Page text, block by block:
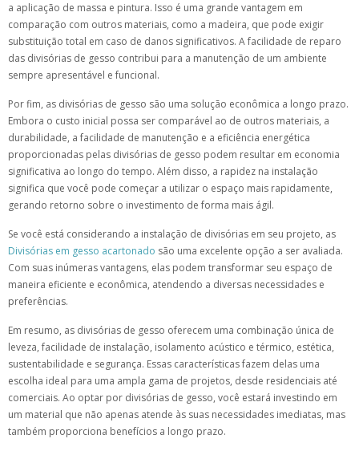
a aplicação de massa e pintura. Isso é uma grande vantagem em
comparação com outros materiais, como a madeira, que pode exigir
substituição total em caso de danos significativos. A facilidade de reparo
das divisórias de gesso contribui para a manutenção de um ambiente
sempre apresentável e funcional.
Por fim, as divisórias de gesso são uma solução econômica a longo prazo.
Embora o custo inicial possa ser comparável ao de outros materiais, a
durabilidade, a facilidade de manutenção e a eficiência energética
proporcionadas pelas divisórias de gesso podem resultar em economia
significativa ao longo do tempo. Além disso, a rapidez na instalação
significa que você pode começar a utilizar o espaço mais rapidamente,
gerando retorno sobre o investimento de forma mais ágil.
Se você está considerando a instalação de divisórias em seu projeto, as
Divisórias em gesso acartonado são uma excelente opção a ser avaliada.
Com suas inúmeras vantagens, elas podem transformar seu espaço de
maneira eficiente e econômica, atendendo a diversas necessidades e
preferências.
Em resumo, as divisórias de gesso oferecem uma combinação única de
leveza, facilidade de instalação, isolamento acústico e térmico, estética,
sustentabilidade e segurança. Essas características fazem delas uma
escolha ideal para uma ampla gama de projetos, desde residenciais até
comerciais. Ao optar por divisórias de gesso, você estará investindo em
um material que não apenas atende às suas necessidades imediatas, mas
também proporciona benefícios a longo prazo.